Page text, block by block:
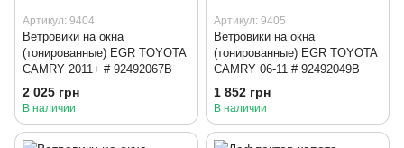
Артикул: 9404
Ветровики на окна
(тонированные) EGR TOYOTA
CAMRY 2011+ # 92492067B
2 025 грн
В наличии
Артикул: 9405
Ветровики на окна
(тонированные) EGR TOYOTA
CAMRY 06-11 # 92492049B
1 852 грн
В наличии